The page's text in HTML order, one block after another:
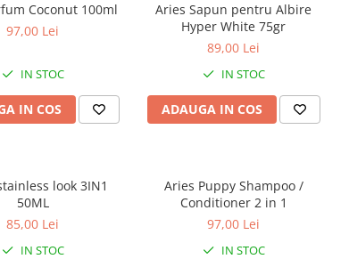
Coconut 100ml
97,00 Lei
IN STOC
IN COS
Aries Sapun pentru Albire
Hyper White 75gr
89,00 Lei
IN STOC
ADAUGA IN COS
look 3IN1
50ML
85,00 Lei
IN STOC
Aries Puppy Shampoo /
Conditioner 2 in 1
97,00 Lei
IN STOC